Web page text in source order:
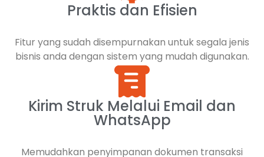
Praktis dan Efisien
Fitur yang sudah disempurnakan untuk segala jenis
bisnis anda dengan sistem yang mudah digunakan.
Kirim Struk Melalui Email dan
WhatsApp
Memudahkan penyimpanan dokumen transaksi